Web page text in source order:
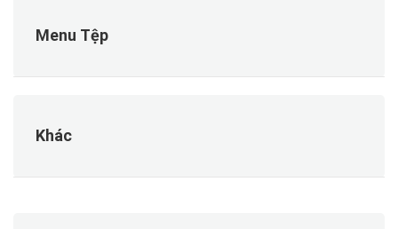
Menu Tệp
Khác